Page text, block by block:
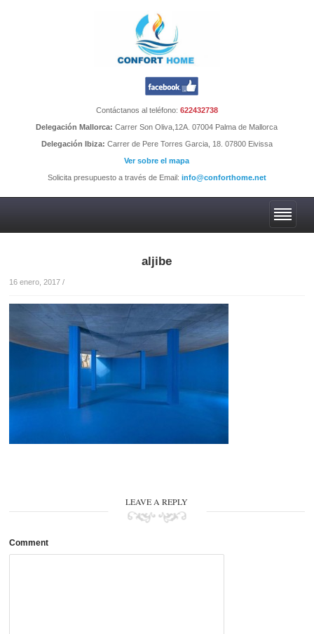
Contáctanos al teléfono: 622432738
Delegación Mallorca: Carrer Son Oliva,12A. 07004 Palma de Mallorca
Delegación Ibiza: Carrer de Pere Torres Garcia, 18. 07800 Eivissa
Ver sobre el mapa
Solicita presupuesto a través de Email: info@conforthome.net
aljibe
16 enero, 2017 /
LEAVE A REPLY
Comment